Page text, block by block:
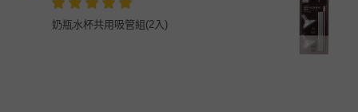
奶瓶水杯共用吸管組(2入)